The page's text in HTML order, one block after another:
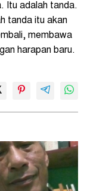
Itu adalah tanda.
tanda itu akan
membawa
harapan baru.